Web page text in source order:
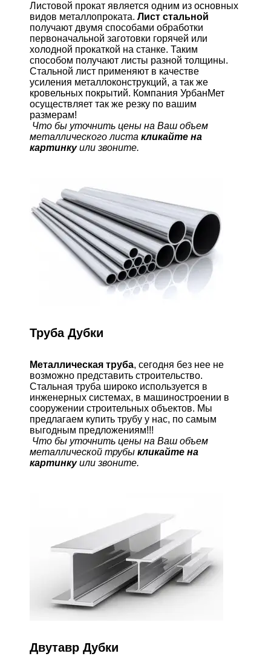
Листовой прокат является одним из основных
видов металлопроката. Лист стальной
получают двумя способами обработки
первоначальной заготовки горячей или
холодной прокаткой на станке. Таким
способом получают листы разной толщины.
Стальной лист применяют в качестве
усиления металлоконструкций, а так же
кровельных покрытий. Компания УрбанМет
осуществляет так же резку по вашим
размерам!
Что бы уточнить цены на Ваш объем
металлического листа кликайте на
картинкуили звоните.
Труба Дубки
Металлическая труба, сегодня без нее не
возможно представить строительство.
Стальная труба широко используется в
инженерных системах, в машиностроении в
сооружении строительных объектов. Мы
предлагаем купить трубу у нас, по самым
выгодным предложениям!!!
Что бы уточнить цены на Ваш объем
металлической трубы кликайте на
картинкуили звоните.
Двутавр Дубки